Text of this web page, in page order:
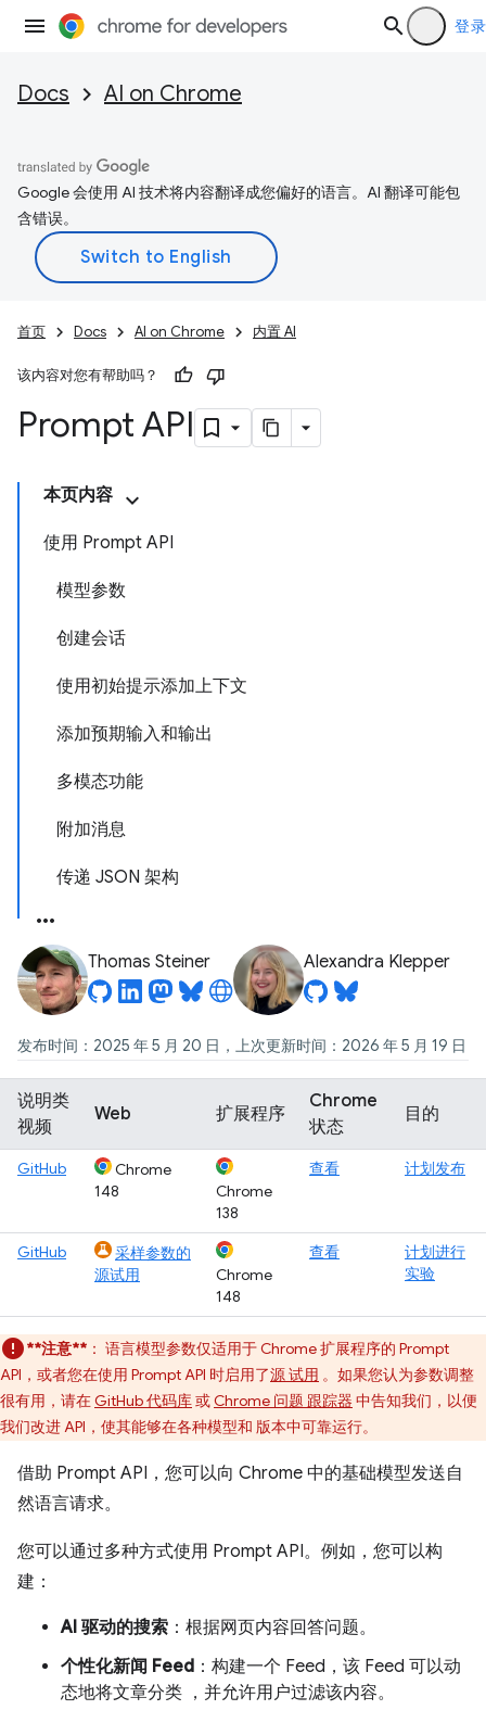
登录
Docs AI on Chrome
Google 会使用 AI 技术将内容翻译成您偏好的语言。AI 翻译可能包
含错误。
首页 Docs AI on Chrome 内置 AI
该内容对您有帮助吗？
Prompt API
本页内容
使用 Prompt API
模型参数
创建会话
使用初始提示添加上下文
添加预期输入和输出
多模态功能
附加消息
传递 JSON 架构
Thomas Steiner Alexandra Klepper
发布时间：2025 年 5 月 20 日，上次更新时间：2026 年 5 月 19 日
说明类
视频
Web 扩展程序
Chrome
状态
目的
GitHub
Chrome
148
Chrome
138
查看 计划发布
GitHub
采样参数的
源试用
Chrome
148
查看
计划进行
实验
**注意** ： 语言模型参数仅适用于 Chrome 扩展程序的 Prompt
API，或者您在使用 Prompt API 时启用了源 试用 。如果您认为参数调整
很有用，请在GitHub 代码库或Chrome 问题 跟踪器 中告知我们，以便
我们改进 API，使其能够在各种模型和 版本中可靠运行。
借助 Prompt API，您可以向 Chrome 中的基础模型发送自
然语言请求。
您可以通过多种方式使用 Prompt API。例如，您可以构
建：
AI 驱动的搜索 ：根据网页内容回答问题。
个性化新闻 Feed ：构建一个 Feed，该 Feed 可以动
态地将文章分类 ，并允许用户过滤该内容。